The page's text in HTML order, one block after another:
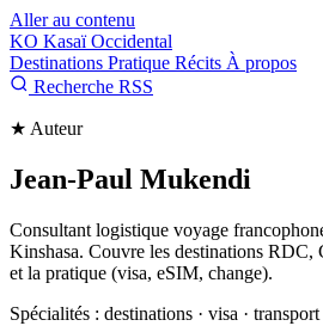
Aller au contenu
KO Kasaï Occidental
Destinations Pratique Récits À propos
Recherche RSS
★ Auteur
Jean-Paul Mukendi
Consultant logistique voyage
Kinshasa. Couvre les destinations RDC,
et la pratique (visa, eSIM, change).
Spécialités : destinations · visa · transport